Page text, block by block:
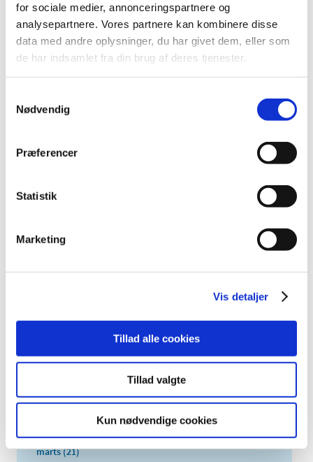
for sociale medier, annonceringspartnere og
analysepartnere. Vores partnere kan kombinere disse
data med andre oplysninger, du har givet dem, eller som
de har indsamlet fra din brug af deres tjenester.
Nødvendig
Præferencer
Statistik
Marketing
Vis detaljer
Tillad alle cookies
Tillad valgte
Kun nødvendige cookies
Nye medlemmer i Nationalt råd for
forsyningssikkerhed af lægemidler
|1. november 2023 |
Efter udløbet af den første toårige periode er der nu
udpeget nye medlemmer til Nationalt råd for…
Forrige
TID
2023 (195)
oktober (16)
august (11)
juni (13)
april (13)
marts (21)